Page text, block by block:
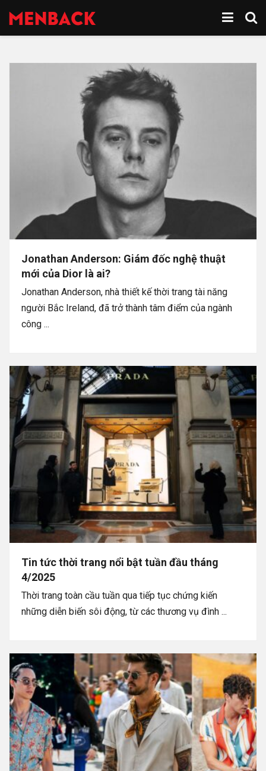
Jonathan Anderson: Giám đốc nghệ thuật
mới của Dior là ai?
Jonathan Anderson, nhà thiết kế thời trang tài năng
người Bắc Ireland, đã trở thành tâm điểm của ngành
công ...
Tin tức thời trang nổi bật tuần đầu tháng
4/2025
Thời trang toàn cầu tuần qua tiếp tục chứng kiến
những diễn biến sôi động, từ các thương vụ đình ...